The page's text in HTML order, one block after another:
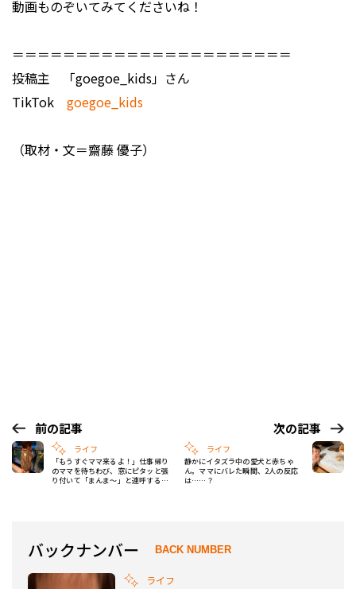
動画ものぞいてみてくださいね！
＝＝＝＝＝＝＝＝＝＝＝＝＝＝＝＝＝＝＝＝＝＝
投稿主 「goegoe_kids」さん
TikTok goegoe_kids
（取材・文＝齋藤 優子）
前の記事
ライフ
「もうすぐママ来るよ！」仕事帰り
のママを待ちわび、窓にピタッと張
り付いて「まんま～」と連呼する後
次の記事
ライフ
静かにイタズラ中の愛犬と赤ちゃ
ん。ママにバレた瞬間、2人の反応
は……？
バックナンバー BACK NUMBER
ライフ